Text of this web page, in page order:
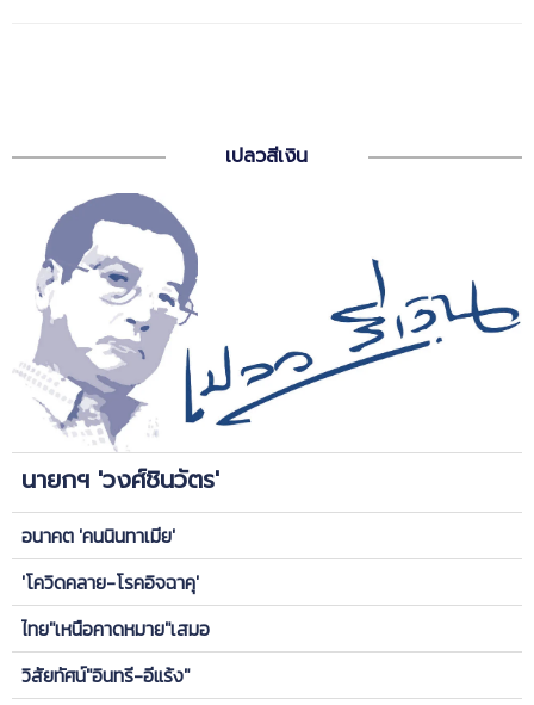
เปลวสีเงิน
นายกฯ 'วงศ์ชินวัตร'
อนาคต 'คนนินทาเมีย'
'โควิดคลาย-โรคอิจฉาคุ'
ไทย"เหนือคาดหมาย"เสมอ
วิสัยทัศน์"อินทรี-อีแร้ง"